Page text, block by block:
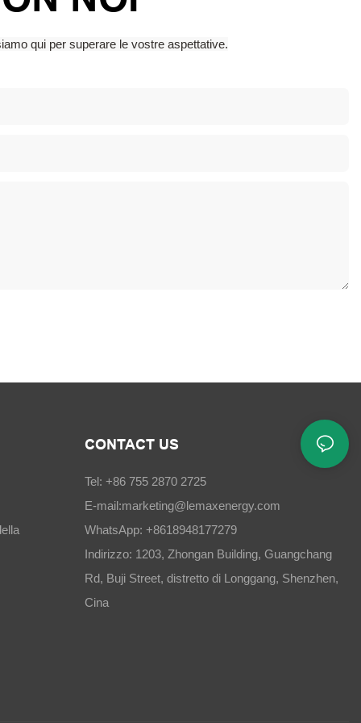
qui per superare le vostre aspettative.
CONTACT US
Tel: +86 755 2870 2725
E-mail:marketing@lemaxenergy.com
WhatsApp: +8618948177279
Indirizzo: 1203, Zhongan Building, Guangchang
Rd, Buji Street, distretto di Longgang, Shenzhen,
Cina